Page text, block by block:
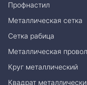
Профнастил
Металлическая сетка
Сетка рабица
Металлическая
Круг металлический
Квадрат